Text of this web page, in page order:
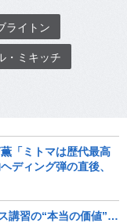
ライトン
・ミキッチ
「ミトマは歴代最高
ディング弾の直後、
講習の“本当の価値”…